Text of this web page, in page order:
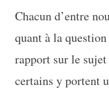
Chacun d’entre
quant à la
rapport sur le
certains y portent